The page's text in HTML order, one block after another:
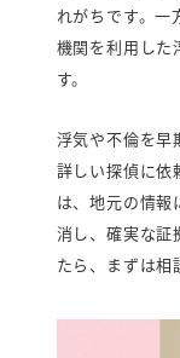
れがちです。一
機関を利用した
す。
浮気や不倫を早
詳しい探偵に依
は、地元の情
消し、確実な証
たら、まずは相